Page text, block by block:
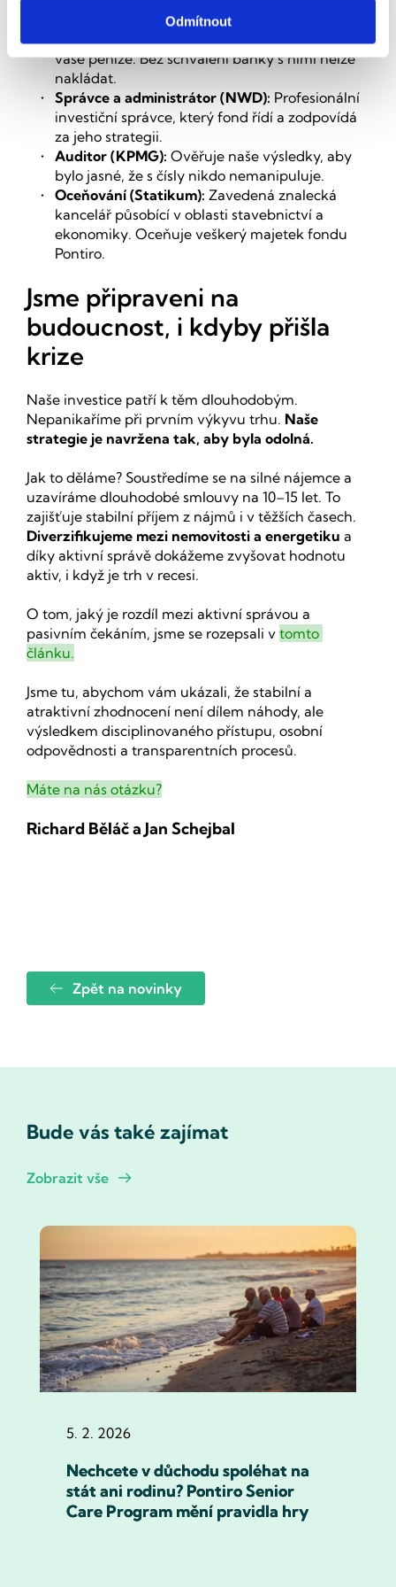
Odmítnout
investorů podle českého práva.
vaše peníze. Bez schválení banky s nimi nelze
nakládat.
Správce a administrátor (NWD): Profesionální
investiční správce, který fond řídí a zodpovídá
za jeho strategii.
Auditor (KPMG): Ověřuje naše výsledky, aby
bylo jasné, že s čísly nikdo nemanipuluje.
Oceňování (Statikum): Zavedená znalecká
kancelář působící v oblasti stavebnictví a
ekonomiky. Oceňuje veškerý majetek fondu
Pontiro.
Jsme připraveni na
budoucnost, i kdyby přišla
krize
Naše investice patří k těm dlouhodobým.
Nepanikaříme při prvním výkyvu trhu. Naše
strategie je navržena tak, aby byla odolná.
Jak to děláme? Soustředíme se na silné nájemce a
uzavíráme dlouhodobé smlouvy na 10–15 let. To
Diverzifikujeme mezi nemovitosti a energetiku a
díky aktivní správě dokážeme zvyšovat hodnotu
aktiv, i když je trh v recesi.
O tom, jaký je rozdíl mezi aktivní správou a
pasivním čekáním, jsme se rozepsali v tomto
článku.
Jsme tu, abychom vám ukázali, že stabilní a
atraktivní zhodnocení není dílem náhody, ale
výsledkem disciplinovaného přístupu, osobní
odpovědnosti a transparentních procesů.
Máte na nás otázku?
Richard Běláč a Jan Schejbal
Zpět na novinky
Bude vás také zajímat
Zobrazit vše
5. 2. 2026
Nechcete v důchodu spoléhat na
stát ani rodinu? Pontiro Senior
Care Program mění pravidla hry